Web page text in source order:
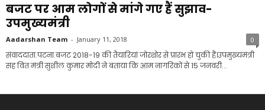
बजट पर आम लोगों से मांगे गए हैं सुझाव-
उपमुख्यमंत्री
Aadarshan Team - January 11, 2018 0
संवाददाता.पटना.बजट 2018-19 की तैयारियां जोरशोर से प्रारंभ हो चुकी हैं।उपमुख्यमंत्री
सह वित मंत्री सुशील कुमार मोदी ने बताया कि आम नागरिकों से 15 जनवरी...